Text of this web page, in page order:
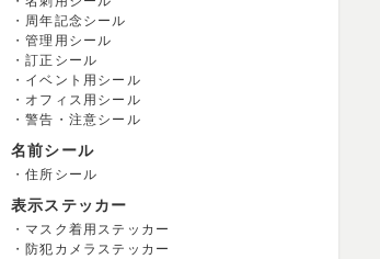
周年記念シール
管理用シール
訂正シール
イベント用シール
オフィス用シール
警告・注意シール
名前シール
住所シール
表示ステッカー
マスク着用ステッカー
防犯カメラステッカー